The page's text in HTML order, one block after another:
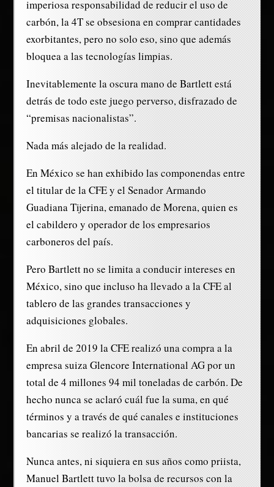
imperiosa responsabilidad de reducir el uso de
carbón, la 4T se obsesiona en comprar cantidades
exorbitantes, pero no solo eso, sino que además
bloquea a las tecnologías limpias.
Inevitablemente la oscura mano de Bartlett está
detrás de todo este juego perverso, disfrazado de
“premisas nacionalistas”.
Nada más alejado de la realidad.
En México se han exhibido las componendas entre
el titular de la CFE y el Senador Armando
Guadiana Tijerina, emanado de Morena, quien es
el cabildero y operador de los empresarios
carboneros del país.
Pero Bartlett no se limita a conducir intereses en
México, sino que incluso ha llevado a la CFE al
tablero de las grandes transacciones y
adquisiciones globales.
En abril de 2019 la CFE realizó una compra a la
empresa suiza Glencore International AG por un
total de 4 millones 94 mil toneladas de carbón. De
hecho nunca se aclaró cuál fue la suma, en qué
términos y a través de qué canales e instituciones
bancarias se realizó la transacción.
Nunca antes, ni siquiera en sus años como priista,
Manuel Bartlett tuvo la bolsa de recursos con la